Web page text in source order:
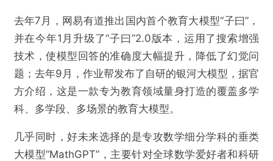
去年7月，网易有道推出国内首个教育大模型“子曰”，
并在今年1月升级了“子曰”2.0版本，运用了搜索增强
技术，使模型回答的准确度大幅提升，降低了幻觉问
题；去年9月，作业帮发布了自研的银河大模型，据官
方介绍，这是一款专为教育领域量身打造的覆盖多学
科、多学段、多场景的教育大模型。
几乎同时，好未来选择的是专攻数学细分学科的垂类
大模型“MathGPT”，主要针对全球数学爱好者和科研